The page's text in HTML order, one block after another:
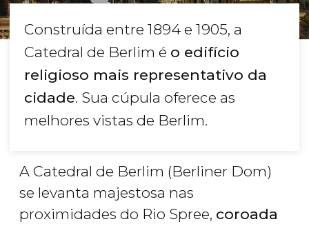
Construída entre 1894 e 1905, a
Catedral de Berlim é o edifício
religioso mais representativo da
cidade. Sua cúpula oferece as
melhores vistas de Berlim.
A Catedral de Berlim (Berliner Dom)
se levanta majestosa nas
proximidades do Rio Spree, coroada